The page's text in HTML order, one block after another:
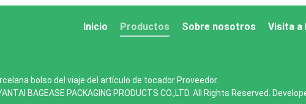
Visita a
Sobre nosotros
Productos
Inicio
bolso del viaje del artículo de tocador Proveedor.
BAGEASE PACKAGING PRODUCTS CO.,LTD. All Rights Reserved.